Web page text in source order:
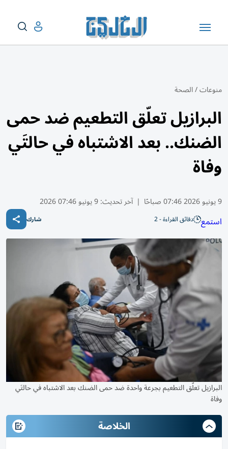
منوعات/الصحة
البرازيل تعلّق التطعيم ضد حمى
الضنك.. بعد الاشتباه في حالتَي
وفاة
9 يونيو 2026 07:46 صباحًا | آخر تحديث:9 يونيو 07:46 2026
استمع دقائق القراءة - 2 شارك
البرازيل تعلّق التطعيم بجرعة واحدة ضد حمى الضنك بعد الاشتباه في حالتَي
وفاة
الخلاصة